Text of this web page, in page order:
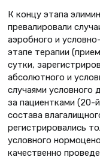
К концу этапа
превалировали
аэробного и
этапе терапии
сутки,
абсолютного и
случаями условного
за пациентками (20-
состава
регистрировались
условного
качественно